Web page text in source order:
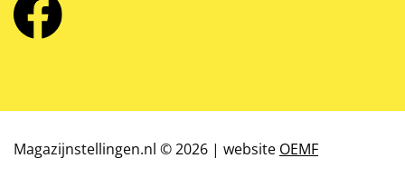
Magazijnstellingen.nl © 2026 | website OEMF